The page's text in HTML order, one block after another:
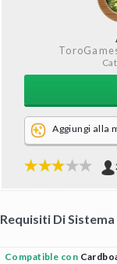
Aggiungi alla
Requisiti Di Sistema
Compatible con